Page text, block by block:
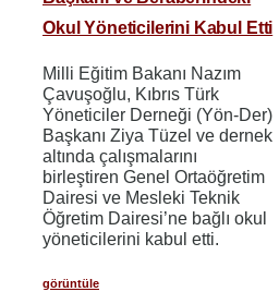
Okul Yöneticilerini Kabul Etti
Milli Eğitim Bakanı Nazım
Çavuşoğlu, Kıbrıs Türk
Yöneticiler Derneği (Yön-Der)
Başkanı Ziya Tüzel ve dernek
altında çalışmalarını
birleştiren Genel Ortaöğretim
Dairesi ve Mesleki Teknik
Öğretim Dairesi’ne bağlı okul
yöneticilerini kabul etti.
görüntüle